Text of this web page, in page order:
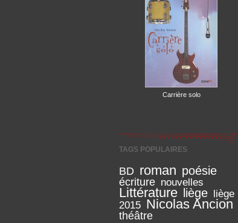
Carrière solo
TAGS POPULAIRES
BD roman poésie
écriture nouvelles
Littérature liège liège
2015 Nicolas Ancion
théâtre